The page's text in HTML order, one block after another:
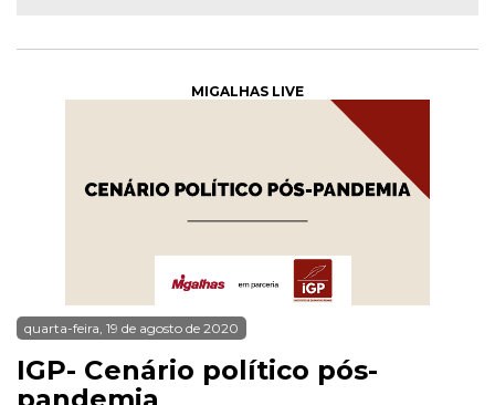
MIGALHAS LIVE
quarta-feira, 19 de agosto de 2020
IGP- Cenário político pós-